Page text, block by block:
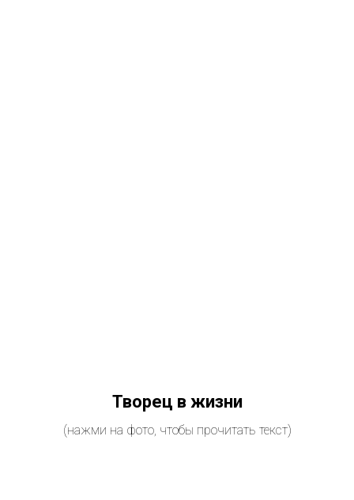
Творец в жизни
(нажми на фото, чтобы прочитать текст)